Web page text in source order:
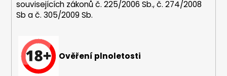
souvisejících zákonů č. 225/2006 Sb., č. 274/2008
Sb a č. 305/2009 Sb.
Ověření plnoletosti